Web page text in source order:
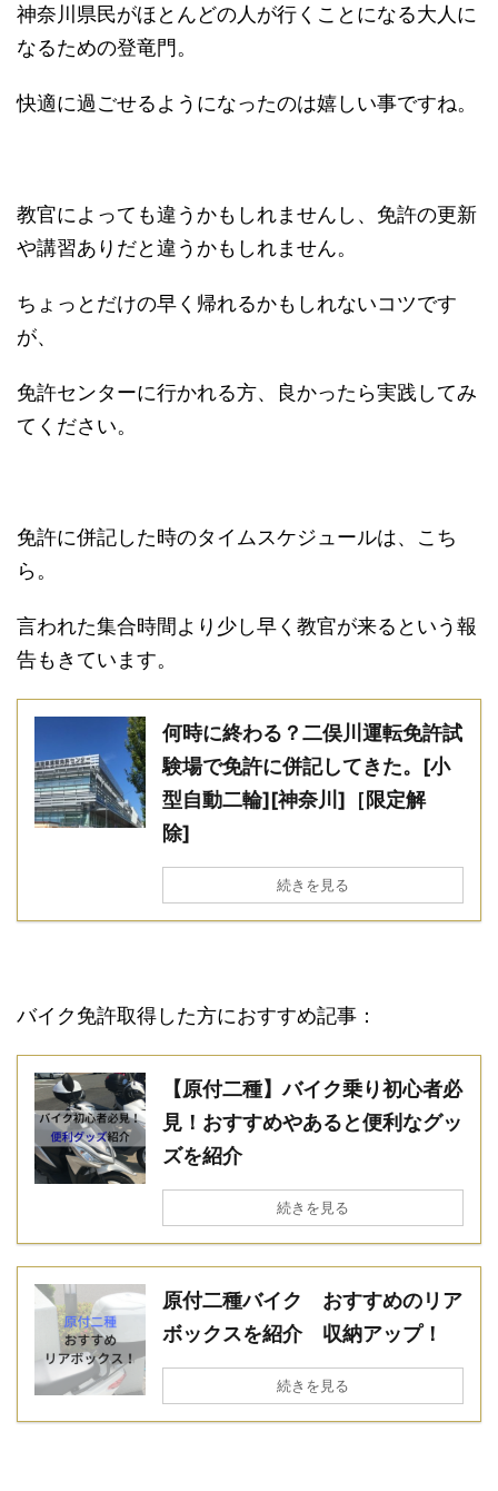
神奈川県民がほとんどの人が行くことになる大人に
なるための登竜門。
快適に過ごせるようになったのは嬉しい事ですね。
教官によっても違うかもしれませんし、免許の更新
や講習ありだと違うかもしれません。
ちょっとだけの早く帰れるかもしれないコツです
が、
免許センターに行かれる方、良かったら実践してみ
てください。
免許に併記した時のタイムスケジュールは、こち
ら。
言われた集合時間より少し早く教官が来るという報
告もきています。
何時に終わる？二俣川運転免許試
験場で免許に併記してきた。[小
型自動二輪][神奈川]［限定解
除]
続きを見る
バイク免許取得した方におすすめ記事：
【原付二種】バイク乗り初心者必
見！おすすめやあると便利なグッ
ズを紹介
続きを見る
原付二種バイク おすすめのリア
ボックスを紹介 収納アップ！
続きを見る